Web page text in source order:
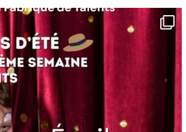
lafabriquedetalents
Juin 16